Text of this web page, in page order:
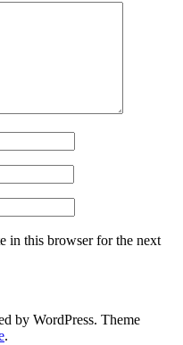
in this browser for the next
by WordPress. Theme
.